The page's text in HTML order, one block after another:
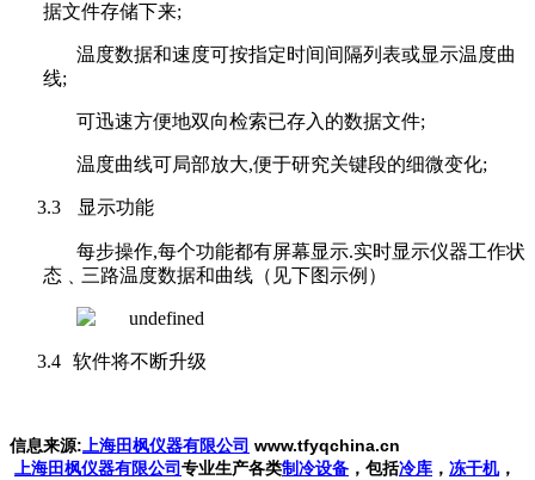
据文件存储下来;
温度数据和速度可按指定时间间隔列表或显示温度曲
线;
可迅速方便地双向检索已存入的数据文件;
温度曲线可局部放大,便于研究关键段的细微变化;
3.3 显示功能
每步操作,每个功能都有屏幕显示.实时显示仪器工作状
态﹑三路温度数据和曲线（见下图示例）
3.4 软件将不断升级
信息来源:上海田枫仪器有限公司 www.tfyqchina.cn
上海田枫仪器有限公司专业生产各类制冷设备 ，包括冷库 ， 冻干机，